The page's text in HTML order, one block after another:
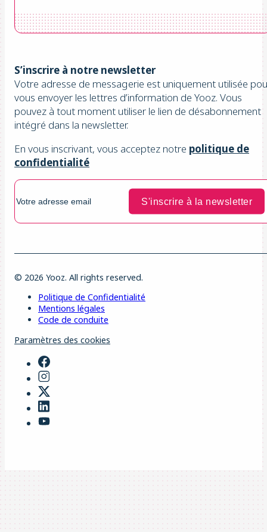
S’inscrire à notre newsletter
Votre adresse de messagerie est uniquement utilisée
vous envoyer les lettres d’information de Yooz. Vous
pouvez à tout moment utiliser le lien de désabonnement
intégré dans la newsletter.
En vous inscrivant, vous acceptez notre politique de
confidentialité
© 2026 Yooz. All rights reserved.
Politique de Confidentialité
Mentions légales
Code de conduite
Paramètres des cookies